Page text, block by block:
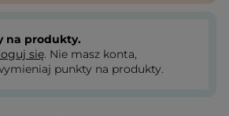
na produkty.
się. Nie masz konta,
punkty na produkty.